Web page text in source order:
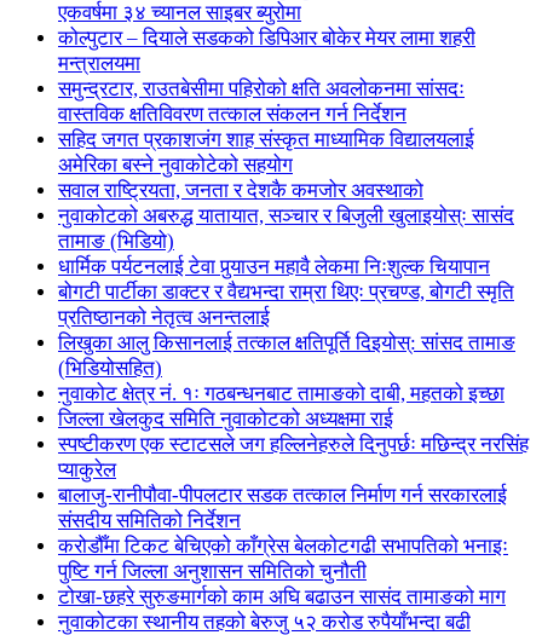
एकवर्षमा ३४ च्यानल साइबर ब्युरोमा
कोल्पुटार – दियाले सडकको डिपिआर बोकेर मेयर लामा शहरी
मन्त्रालयमा
समुन्द्रटार, राउतबेसीमा पहिरोको क्षति अवलोकनमा सांसदः
वास्तविक क्षतिविवरण तत्काल संकलन गर्न निर्देशन
सहिद जगत प्रकाशजंग शाह संस्कृत माध्यामिक विद्यालयलाई
अमेरिका बस्ने नुवाकोटेको सहयोग
सवाल राष्ट्रियता, जनता र देशकै कमजोर अवस्थाको
नुवाकोटको अबरुद्ध यातायात, सञ्चार र बिजुली खुलाइयोस्ः सासंद
तामाङ (भिडियो)
धार्मिक पर्यटनलाई टेवा पुर्‍याउन महावै लेकमा निःशुल्क चियापान
बोगटी पार्टीका डाक्टर र वैद्यभन्दा राम्रा थिएः प्रचण्ड, बोगटी स्मृति
प्रतिष्ठानको नेतृत्व अनन्तलाई
लिखुका आलु किसानलाई तत्काल क्षतिपूर्ति दिइयोस्: सांसद तामाङ
(भिडियोसहित)
नुवाकोट क्षेत्र नं. १ः गठबन्धनबाट तामाङको दाबी, महतको इच्छा
जिल्ला खेलकुद समिति नुवाकोटको अध्यक्षमा राई
स्पष्टीकरण एक स्टाटसले जग हल्लिनेहरुले दिनुपर्छः मछिन्द्र नरसिंह
प्याकुरेल
बालाजु-रानीपौवा-पीपलटार सडक तत्काल निर्माण गर्न सरकारलाई
संसदीय समितिको निर्देशन
करोडौँमा टिकट बेचिएको काँग्रेस बेलकोटगढी सभापतिको भनाइः
पुष्टि गर्न जिल्ला अनुशासन समितिको चुनौती
टोखा-छहरे सुरुङमार्गको काम अघि बढाउन सासंद तामाङको माग
नुवाकोटका स्थानीय तहको बेरुजु ५२ करोड रुपैयाँभन्दा बढी